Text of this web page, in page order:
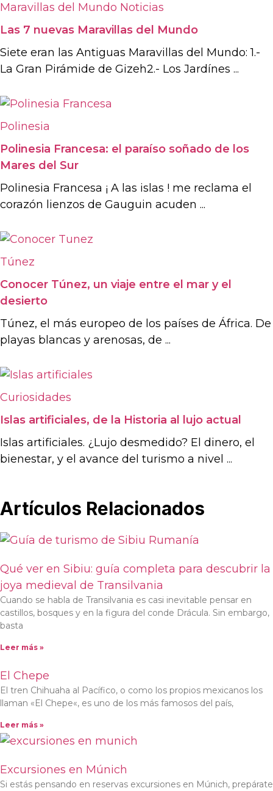
Maravillas del Mundo Noticias
Las 7 nuevas Maravillas del Mundo
Siete eran las Antiguas Maravillas del Mundo: 1.-
La Gran Pirámide de Gizeh2.- Los Jardínes ...
Polinesia
Polinesia Francesa: el paraíso soñado de los
Mares del Sur
Polinesia Francesa ¡ A las islas ! me reclama el
corazón lienzos de Gauguin acuden ...
Túnez
Conocer Túnez, un viaje entre el mar y el
desierto
Túnez, el más europeo de los países de África. De
playas blancas y arenosas, de ...
Curiosidades
Islas artificiales, de la Historia al lujo actual
Islas artificiales. ¿Lujo desmedido? El dinero, el
bienestar, y el avance del turismo a nivel ...
Artículos Relacionados
Qué ver en Sibiu: guía completa para descubrir la
joya medieval de Transilvania
Cuando se habla de Transilvania es casi inevitable pensar en
castillos, bosques y en la figura del conde Drácula. Sin embargo,
basta
Leer más »
El Chepe
El tren Chihuaha al Pacífico, o como los propios mexicanos los
llaman «El Chepe«, es uno de los más famosos del país,
Leer más »
Excursiones en Múnich
Si estás pensando en reservas excursiones en Múnich, prepárate